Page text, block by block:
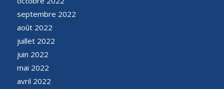
septembre 2022
août 2022
juillet 2022
juin 2022
mai 2022
avril 2022